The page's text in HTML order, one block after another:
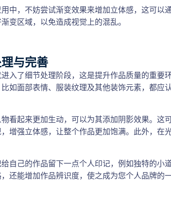
中，不妨尝试渐变效果来增加立体感，这可以
变区域，以免造成视觉上的混乱。
与完善
入了细节处理阶段，这是提升作品质量的重要
如面部表情、服装纹理及其他装饰元素，都应
看起来更加生动，可以为其添加阴影效果。这
增强立体感，让整个作品更加饱满。此外，在
自己的作品留下一点个人印记，例如独特的小
还能增加作品辨识度，使之成为您个人品牌的一